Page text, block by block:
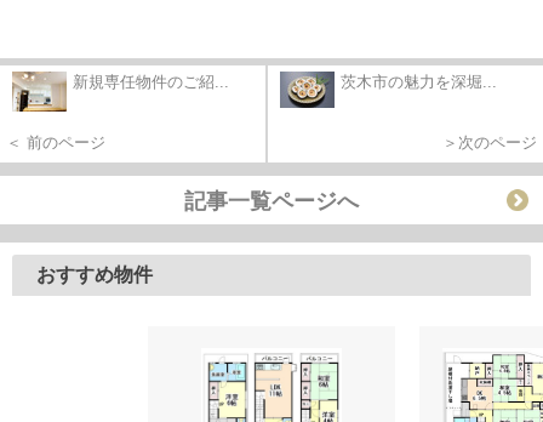
新規専任物件のご紹...
＜ 前のページ
茨木市の魅力を深堀...
＞次のページ
記事一覧ページへ
おすすめ物件